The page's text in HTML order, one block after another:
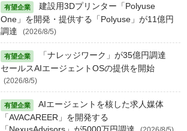
建設用3Dプリンター「Polyuse
One」を開発・提供する「Polyuse」が11億円
調達
(2026/8/5)
「ナレッジワーク」が35億円調達
セールスAIエージェントOSの提供を開始
(2026/8/5)
AIエージェントを核した求人媒体
「AVACAREER」を開発する
「NexusAdvisors」が5000万円調達